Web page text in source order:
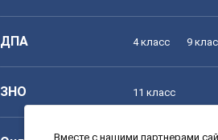
ДПА 4 класс 9
ЗНО 11 класс
Вместе с нашими партнерами